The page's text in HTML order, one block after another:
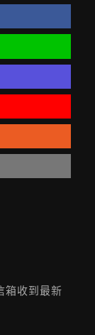
箱收到最新